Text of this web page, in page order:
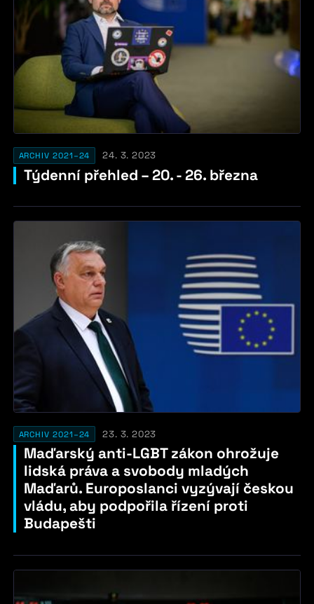
ARCHIV 2021–24 24. 3. 2023
Týdenní přehled – 20. - 26. března
ARCHIV 2021–24 23. 3. 2023
Maďarský anti-LGBT zákon ohrožuje
lidská práva a svobody mladých
Maďarů. Europoslanci vyzývají českou
vládu, aby podpořila řízení proti
Budapešti